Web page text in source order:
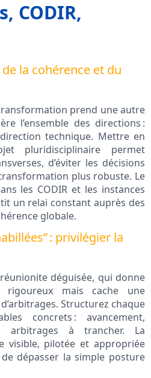
CODIR,
la cohérence et du
prend une autre
l’ensemble des directions :
technique. Mettre en
pluridisciplinaire permet
d’éviter les décisions
plus robuste. Le
les CODIR et les instances
un relai constant auprès des
globale.
: privilégier la
déguisée, qui donne
rigoureux mais cache une
Structurez chaque
concrets : avancement,
arbitrages à trancher. La
visible, pilotée et appropriée
dépasser la simple posture